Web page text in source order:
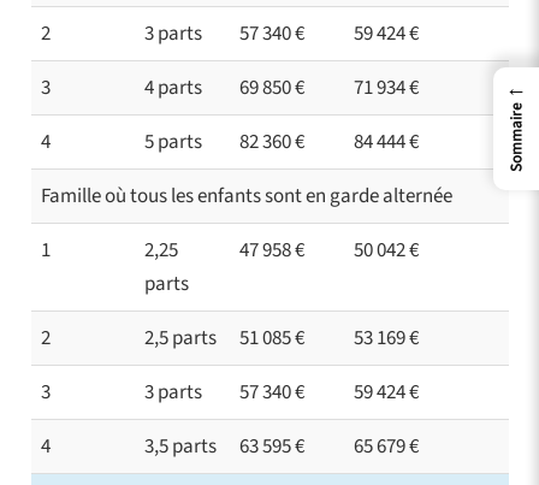
2
3 parts 57 340 €
59 424 €
3
4 parts 69 850 €
71 934 €
4
5 parts 82 360 €
84 444 €
Famille où tous les enfants sont en garde alternée
1
2,25
parts
47 958 € 50 042 €
2 2,5 parts 51 085 €
53 169 €
3
3 parts 57 340 €
59 424 €
4
3,5 parts 63 595 € 65 679 €
←
Sommaire